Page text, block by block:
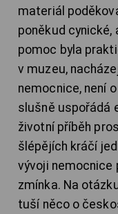
materiál
poněkud cynické,
pomoc byla
v muzeu,
nemocnice, není
slušně uspořádá
životní příběh
šlépějích kráčí
vývoji nemocnice
zmínka. Na
tuší něco o